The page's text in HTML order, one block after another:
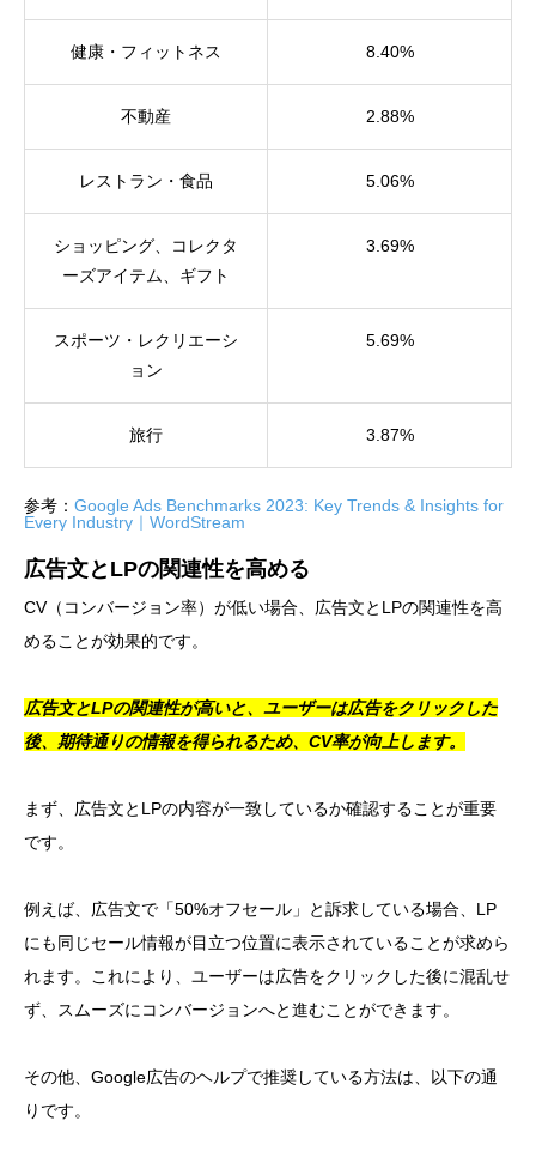
健康・フィットネス 8.40%
不動産 2.88%
レストラン・食品 5.06%
ショッピング、コレクタ
ーズアイテム、ギフト
3.69%
スポーツ・レクリエーシ
ョン
5.69%
旅行 3.87%
参考： Google Ads Benchmarks 2023: Key Trends & Insights for
Every Industry｜WordStream
広告文とLPの関連性を高める
CV（コンバージョン率）が低い場合、広告文とLPの関連性を高
めることが効果的です。
広告文とLPの関連性が高いと、ユーザーは広告をクリックした
後、期待通りの情報を得られるため、CV率が向上します。
まず、広告文とLPの内容が一致しているか確認することが重要
です。
例えば、広告文で「50%オフセール」と訴求している場合、LP
にも同じセール情報が目立つ位置に表示されていることが求めら
れます。これにより、ユーザーは広告をクリックした後に混乱せ
ず、スムーズにコンバージョンへと進むことができます。
その他、Google広告のヘルプで推奨している方法は、以下の通
りです。